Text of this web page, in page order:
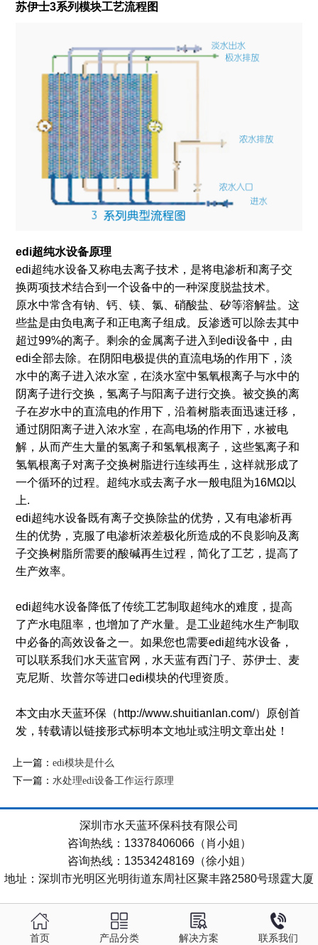
苏伊士3系列模块工艺流程图
edi超纯水设备原理
edi超纯水设备又称电去离子技术，是将电渗析和离子交
换两项技术结合到一个设备中的一种深度脱盐技术。
原水中常含有钠、钙、镁、氯、硝酸盐、矽等溶解盐。这
些盐是由负电离子和正电离子组成。反渗透可以除去其中
超过99%的离子。剩余的金属离子进入到edi设备中，由
edi全部去除。在阴阳电极提供的直流电场的作用下，淡
水中的离子进入浓水室，在淡水室中氢氧根离子与水中的
阴离子进行交换，氢离子与阳离子进行交换。被交换的离
子在岁水中的直流电的作用下，沿着树脂表面迅速迁移，
通过阴阳离子进入浓水室，在高电场的作用下，水被电
解，从而产生大量的氢离子和氢氧根离子，这些氢离子和
氢氧根离子对离子交换树脂进行连续再生，这样就形成了
一个循环的过程。超纯水或去离子水一般电阻为16MΩ以
上.
edi超纯水设备既有离子交换除盐的优势，又有电渗析再
生的优势，克服了电渗析浓差极化所造成的不良影响及离
子交换树脂所需要的酸碱再生过程，简化了工艺，提高了
生产效率。
edi超纯水设备降低了传统工艺制取超纯水的难度，提高
了产水电阻率，也增加了产水量。是工业超纯水生产制取
中必备的高效设备之一。如果您也需要edi超纯水设备，
可以联系我们水天蓝官网，水天蓝有西门子、苏伊士、麦
克尼斯、坎普尔等进口edi模块的代理资质。
本文由水天蓝环保（http://www.shuitianlan.com/）原创首
发，转载请以链接形式标明本文地址或注明文章出处！
上一篇： edi模块是什么
下一篇： 水处理edi设备工作运行原理
深圳市水天蓝环保科技有限公司
咨询热线：13378406066（肖小姐）
咨询热线：13534248169（徐小姐）
地址：深圳市光明区光明街道东周社区聚丰路2580号璟霆大厦
首页 产品分类 解决方案 联系我们